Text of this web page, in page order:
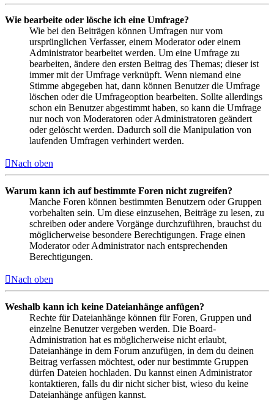
Wie bearbeite oder lösche ich eine Umfrage?
Wie bei den Beiträgen können Umfragen nur vom
ursprünglichen Verfasser, einem Moderator oder einem
Administrator bearbeitet werden. Um eine Umfrage zu
bearbeiten, ändere den ersten Beitrag des Themas; dieser ist
immer mit der Umfrage verknüpft. Wenn niemand eine
Stimme abgegeben hat, dann können Benutzer die Umfrage
löschen oder die Umfrageoption bearbeiten. Sollte allerdings
schon ein Benutzer abgestimmt haben, so kann die Umfrage
nur noch von Moderatoren oder Administratoren geändert
oder gelöscht werden. Dadurch soll die Manipulation von
laufenden Umfragen verhindert werden.
Nach oben
Warum kann ich auf bestimmte Foren nicht zugreifen?
Manche Foren können bestimmten Benutzern oder Gruppen
vorbehalten sein. Um diese einzusehen, Beiträge zu lesen, zu
schreiben oder andere Vorgänge durchzuführen, brauchst du
möglicherweise besondere Berechtigungen. Frage einen
Moderator oder Administrator nach entsprechenden
Berechtigungen.
Nach oben
Weshalb kann ich keine Dateianhänge anfügen?
Rechte für Dateianhänge können für Foren, Gruppen und
einzelne Benutzer vergeben werden. Die Board-
Administration hat es möglicherweise nicht erlaubt,
Dateianhänge in dem Forum anzufügen, in dem du deinen
Beitrag verfassen möchtest, oder nur bestimmte Gruppen
dürfen Dateien hochladen. Du kannst einen Administrator
kontaktieren, falls du dir nicht sicher bist, wieso du keine
Dateianhänge anfügen kannst.